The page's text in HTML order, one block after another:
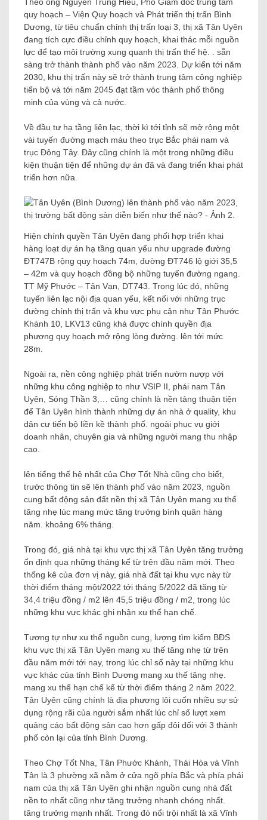
Theo ông Nguyễn Trung Hiếu, Phó Giám đốc trung tâm
quy hoạch – Viện Quy hoạch và Phát triển thị trấn Bình
Dương, từ tiêu chuẩn chỉnh thị trấn loại 3, thị xã Tân Uyên
đang tích cực điều chỉnh quy hoạch, khai thác mỗi nguồn
lực để tạo môi trường xung quanh thị trấn thế hệ. . sẵn
sàng trở thành thành phố vào năm 2023. Dự kiến ​​tới năm
2030, khu thị trấn này sẽ trở thành trung tâm công nghiệp
tiến bộ và tới năm 2045 đạt tầm vóc thành phố thông
minh của vùng và cả nước.
Về đầu tư hạ tầng liên lạc, thời kì tới tỉnh sẽ mở rộng một
vài tuyến đường mạch máu theo trục Bắc phái nam và
trục Đông Tây. Đây cũng chính là một trong những điều
kiện thuận tiện để những dự án đã và đang triển khai phát
triển hơn nữa.
Hiện chính quyền Tân Uyên đang phối hợp triển khai
hàng loạt dự án hạ tầng quan yếu như upgrade đường
ĐT747B rộng quy hoạch 74m, đường ĐT746 lộ giới 35,5
– 42m và quy hoạch đồng bộ những tuyến đường ngang.
TT Mỹ Phước – Tân Vạn, DT743. Trong lúc đó, những
tuyến liên lạc nội địa quan yếu, kết nối với những trục
đường chính thị trấn và khu vực phụ cận như Tân Phước
Khánh 10, LKV13 cũng khá được chính quyền địa
phương quy hoạch mở rộng lòng đường. lên tới mức
28m.
Ngoài ra, nền công nghiệp phát triển nườm nượp với
những khu công nghiệp to như VSIP II, phái nam Tân
Uyên, Sóng Thần 3,… cũng chính là nền tảng thuận tiện
để Tân Uyên hình thành những dự án nhà ở quality, khu
dân cư tiến bộ liền kề thành phố. ngoài phục vụ giới
doanh nhân, chuyên gia và những người mang thu nhập
cao.
lên tiếng thế hệ nhất của Chợ Tốt Nhà cũng cho biết,
trước thông tin sẽ lên thành phố vào năm 2023, nguồn
cung bất động sản đất nền thị xã Tân Uyên mang xu thế
tăng nhẹ lúc mang mức tăng trưởng bình quân hàng
năm. khoảng 6% tháng.
Trong đó, giá nhà tại khu vực thị xã Tân Uyên tăng trưởng
ổn định qua những tháng kể từ trên đầu năm mới. Theo
thống kê của đơn vị này, giá nhà đất tại khu vực này từ
thời điểm tháng một/2022 tới tháng 5/2022 đã tăng từ
34,4 triệu đồng / m2 lên 45,5 triệu đồng / m2, trong lúc
những khu vực khác ghi nhận xu thế hạn chế.
Tương tự như xu thế nguồn cung, lượng tìm kiếm BĐS
khu vực thị xã Tân Uyên mang xu thế tăng nhẹ từ trên
đầu năm mới tới nay, trong lúc chỉ số này tại những khu
vực khác của tỉnh Bình Dương mang xu thế tăng nhẹ.
mang xu thế hạn chế kể từ thời điểm tháng 2 năm 2022.
Tân Uyên cũng chính là địa phương lôi cuốn nhiều sự sử
dụng rộng rãi của người sắm nhất lúc chỉ số lượt xem
quảng cáo bất động sản cao hơn gấp đôi đối với 3 thành
phố còn lại của tỉnh Bình Dương.
Theo Chợ Tốt Nha, Tân Phước Khánh, Thái Hòa và Vĩnh
Tân là 3 phường xã nằm ở cửa ngõ phía Bắc và phía phái
nam của thị xã Tân Uyên ghi nhận nguồn cung nhà đất
nền to nhất cũng như tăng trưởng nhanh chóng nhất.
tăng trưởng mạnh nhất. Trong đó nổi trội nhất là xã Vĩnh